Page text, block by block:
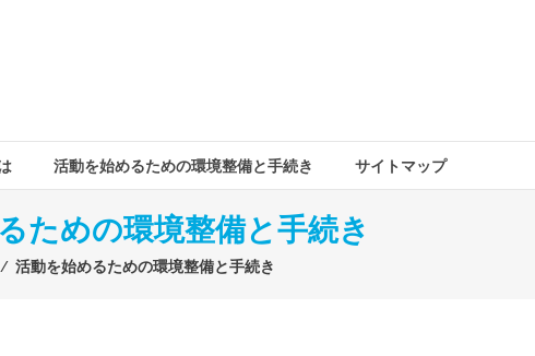
活動を始めるための環境整備と手続き サイトマップ
ための環境整備と手続き
⁄ 活動を始めるための環境整備と手続き